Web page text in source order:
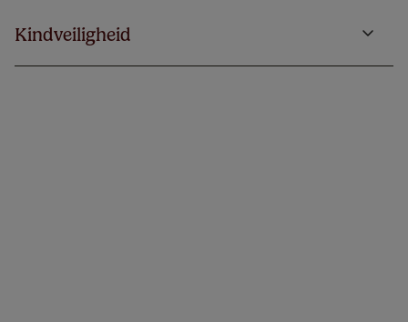
Kindveiligheid